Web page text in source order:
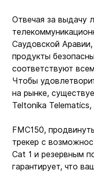
Отвечая за выдачу
Саудовской
продукты
соответствуют
Чтобы
на рынке,
Teltonika Telematics,
FMC150,
трекер с
Cat 1 и резервным
гарантирует, что